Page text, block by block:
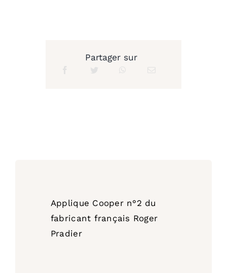
Partager sur
Applique Cooper n°2 du
fabricant français Roger
Pradier